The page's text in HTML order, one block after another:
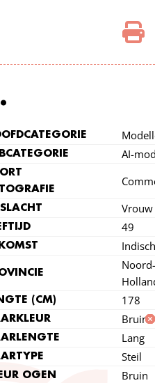
AI-
Vrouw
49
Indisch
Noord-
(CM) 178
Bruin
Lang
Steil
OGEN Bruin